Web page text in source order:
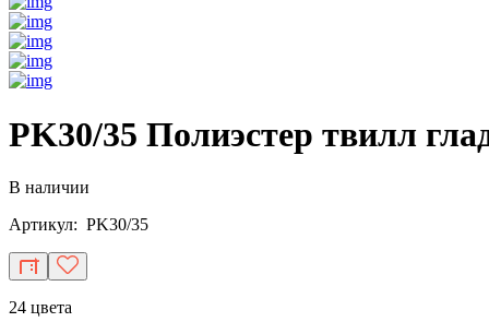
PK30/35 Полиэстер твилл
В наличии
Артикул: PK30/35
24 цвета